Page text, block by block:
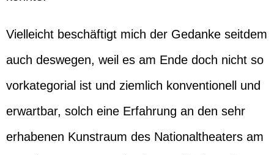
Vielleicht beschäftigt mich der Gedanke seitdem
auch deswegen, weil es am Ende doch nicht so
vorkategorial ist und ziemlich konventionell und
erwartbar, solch eine Erfahrung an den sehr
erhabenen Kunstraum des Nationaltheaters am